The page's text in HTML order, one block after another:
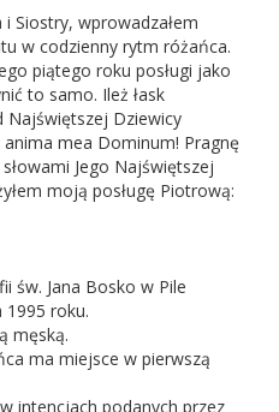
Siostry, wprowadzałem
w codzienny rytm różańca.
piątego roku posługi jako
to samo. Ileż łask
Najświętszej Dziewicy
mea Dominum! Pragnę
Jego Najświętszej
moją posługę Piotrową:
św. Jana Bosko w Pile
1995 roku.
męską.
ma miejsce w pierwszą
intencjach podanych przez